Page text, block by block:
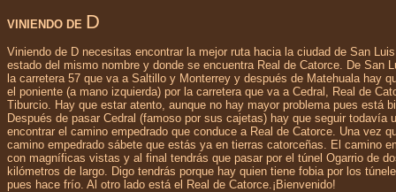
VINIENDO DE D
Viniendo de D necesitas encontrar la mejor ruta hacia la ciudad de San
estado del mismo nombre y donde se encuentra Real de Catorce. De San
la carretera 57 que va a Saltillo y Monterrey y después de Matehuala hay
el poniente (a mano izquierda) por la carretera que va a Cedral, Real de
Tiburcio. Hay que estar atento, aunque no hay mayor problema pues está
Después de pasar Cedral (famoso por sus cajetas) hay que seguir todavía
encontrar el camino empedrado que conduce a Real de Catorce. Una vez
camino empedrado sábete que estás ya en tierras catorceñas. El camino
con magníficas vistas y al final tendrás que pasar por el túnel Ogarrio de
kilómetros de largo. Digo tendrás porque hay quien tiene fobia por los
pues hace frío. Al otro lado está el Real de Catorce.¡Bienvenido!